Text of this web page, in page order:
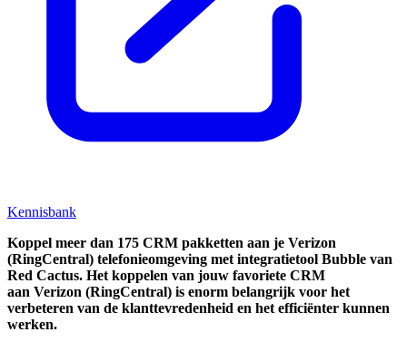
Kennisbank
Koppel meer dan 175 CRM pakketten aan je Verizon
(RingCentral) telefonieomgeving met integratietool Bubble van
Red Cactus. Het koppelen van jouw favoriete CRM
aan Verizon (RingCentral) is enorm belangrijk voor het
verbeteren van de klanttevredenheid en het efficiënter kunnen
werken.